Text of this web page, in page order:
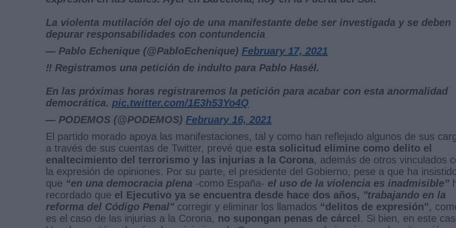
La violenta mutilación del ojo de una manifestante debe ser investigada y se deben
depurar responsabilidades con contundencia
— Pablo Echenique (@PabloEchenique) February 17, 2021
‼️ Registramos una petición de indulto para Pablo Hasél.
En las próximas horas registraremos la petición para acabar con esta anormalidad
democrática. pic.twitter.com/1E3h53Yo4Q
— PODEMOS (@PODEMOS) February 16, 2021
El partido morado apoya las manifestaciones, tal y como han reflejado algunos de sus
a través de sus cuentas de Twitter, prevé que esta solicitud elimine como delito el
enaltecimiento del terrorismo y las injurias a la Corona, además de otros vinculados
la expresión de opiniones. Por su parte, el presidente del Gobierno, pese a que ha
que “en una democracia plena -como España- el uso de la violencia es inadmisible”
recordado que el Ejecutivo ya se encuentra desde hace dos años, "trabajando en la
reforma del Código Penal" corregir y eliminar los llamados “delitos de expresión”,
es el caso de las injurias a la Corona, no supongan penas de cárcel. Si bien, en este